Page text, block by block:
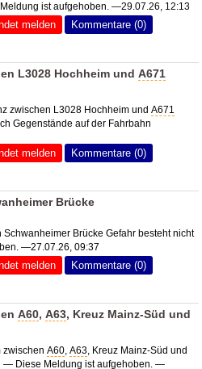
ist aufgehoben. —29.07.26, 12:13
melden Kommentare (0)
L3028 Hochheim undA671
zwischen L3028 Hochheim undA671
Gegenstände auf der Fahrbahn
melden Kommentare (0)
Brücke
Brücke Gefahr besteht nicht
—27.07.26, 09:37
melden Kommentare (0)
A60,A63, Kreuz Mainz-Süd und
zwischenA60,A63, Kreuz Mainz-Süd und
— Diese Meldung ist aufgehoben. —